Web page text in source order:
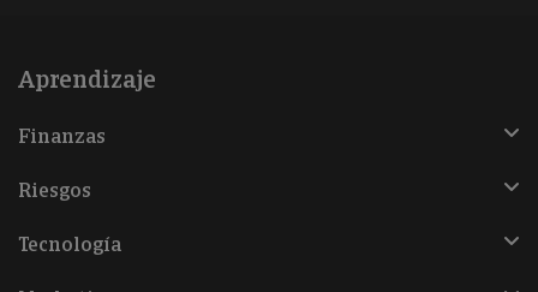
Aprendizaje
Finanzas
Riesgos
Tecnología